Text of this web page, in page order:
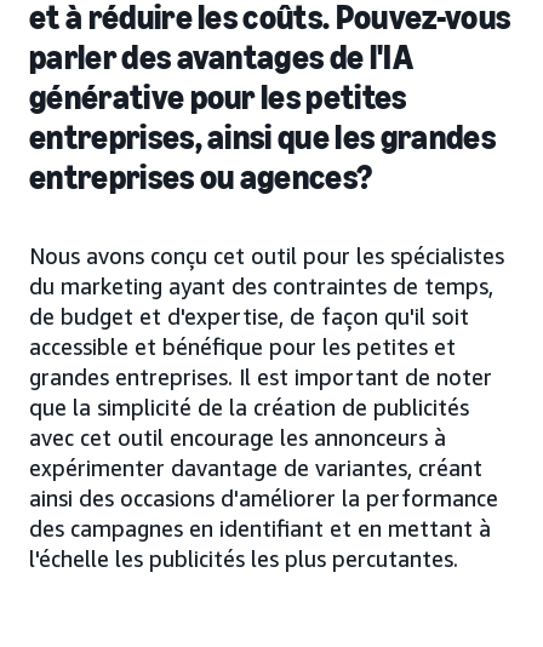
et à réduire les coûts. Pouvez-vous
parler des avantages de l'IA
générative pour les petites
entreprises, ainsi que les grandes
entreprises ou agences?
Nous avons conçu cet outil pour les spécialistes
du marketing ayant des contraintes de temps,
de budget et d'expertise, de façon qu'il soit
accessible et bénéfique pour les petites et
grandes entreprises. Il est important de noter
que la simplicité de la création de publicités
avec cet outil encourage les annonceurs à
expérimenter davantage de variantes, créant
ainsi des occasions d'améliorer la performance
des campagnes en identifiant et en mettant à
l'échelle les publicités les plus percutantes.